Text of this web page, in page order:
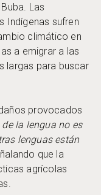
Las
Indígenas sufren
climático en
a emigrar a las
largas para buscar
provocados
la lengua no es
lenguas están
que la
agrícolas